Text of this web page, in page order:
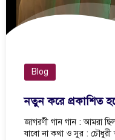
Blog
নতুন করে প্রকাশিত
জাগরণী গান গান : আমরা
যাবো না কথা ও সুর :